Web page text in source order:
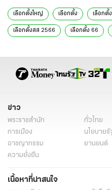
เลือกตั้งใหญ่ เลือกตั้ง เลือกตั้
เลือกตั้งสส 2566 เลือกตั้ง 66
สุเทพ เทือกสุบรรณ ลุงกำนัน
นายกฯตู่
ข่าว
พระราชสำนัก ทั่วไทย
การเมือง
นโยบายรั
อาชญากรรม
ยานยนต์
ความยั่งยืน
เนื้อหาที่น่าสนใจ